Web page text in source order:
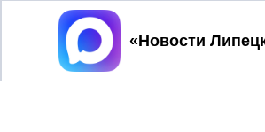
Регистрационный номер: серия Эл №
ноября 2021 г. согласно выписке из
зарегистрированных средств
выдана Федеральной службой по
информационных технологий и
Принять